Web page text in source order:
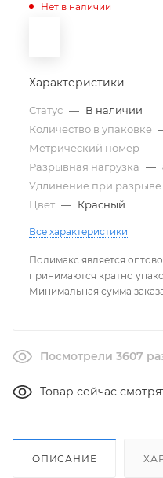
Нет в наличии
Характеристики
Статус — В наличии
Количество в упаковке
Метрический номер —
Разрывная нагрузка —
Удлинение при разрыве
Цвет — Красный
Все характеристики
Полимакс является
принимаются кратно
Минимальная сумма
Посмотрели 3607
Товар сейчас
ОПИСАНИЕ